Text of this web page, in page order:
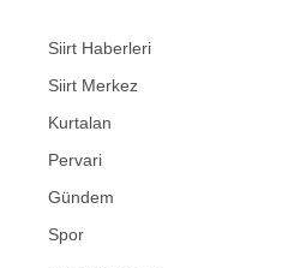
Siirt Haberleri
Siirt Merkez
Kurtalan
Pervari
Gündem
Spor